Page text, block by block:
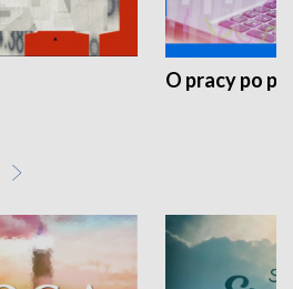
O pracy po